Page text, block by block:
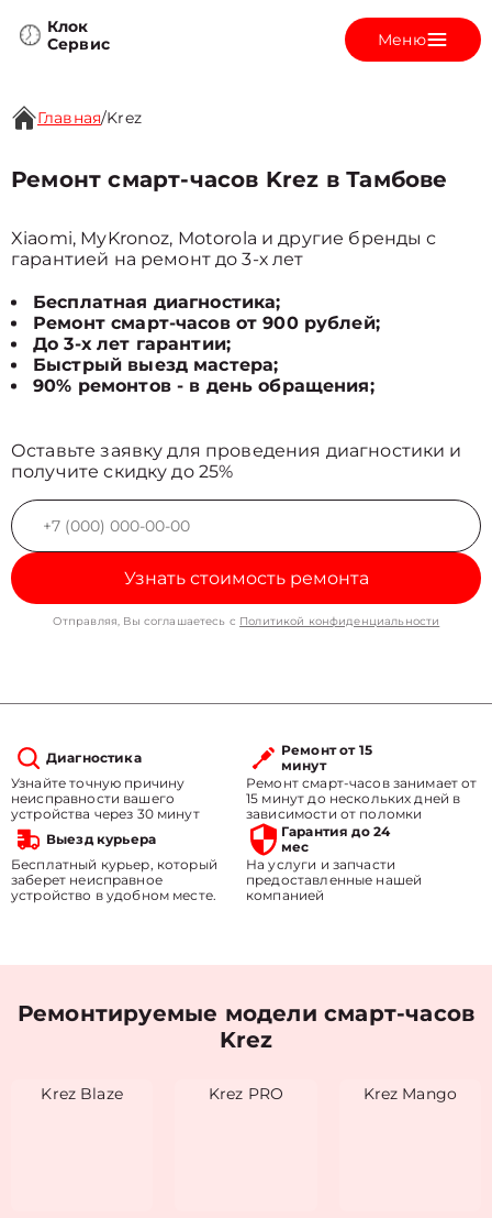
Клок
Сервис
Меню
Главная/Krez
Ремонт смарт-часов Krez в Тамбове
Xiaomi, MyKronoz, Motorola и другие бренды с
гарантией на ремонт до 3-х лет
Бесплатная диагностика;
Ремонт смарт-часов от 900 рублей;
До 3-х лет гарантии;
Быстрый выезд мастера;
90% ремонтов - в день обращения;
Оставьте заявку для проведения диагностики и
получите скидку до 25%
Узнать стоимость ремонта
Отправляя, Вы соглашаетесь с Политикой конфиденциальности
Диагностика
Узнайте точную причину
неисправности вашего
устройства через 30 минут
Ремонт от 15
минут
Ремонт смарт-часов занимает от
15 минут до нескольких дней в
зависимости от поломки
Выезд курьера
Бесплатный курьер, который
заберет неисправное
устройство в удобном месте.
Гарантия до 24
мес
На услуги и запчасти
предоставленные нашей
компанией
Ремонтируемые модели смарт-часов
Krez
Krez Blaze Krez PRO Krez Mango